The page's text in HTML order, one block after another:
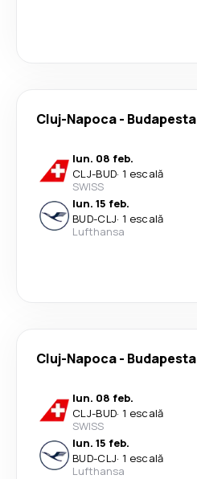
Cluj-Napoca- Budapesta
lun. 08 feb.
CLJ-BUD· 1 escală
SWISS
lun. 15 feb.
BUD-CLJ· 1 escală
Lufthansa
Cluj-Napoca- Budapesta
lun. 08 feb.
CLJ-BUD· 1 escală
SWISS
lun. 15 feb.
BUD-CLJ· 1 escală
Lufthansa